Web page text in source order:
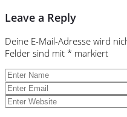
Leave a Reply
Deine E-Mail-Adresse wird
Felder sind mit * markiert